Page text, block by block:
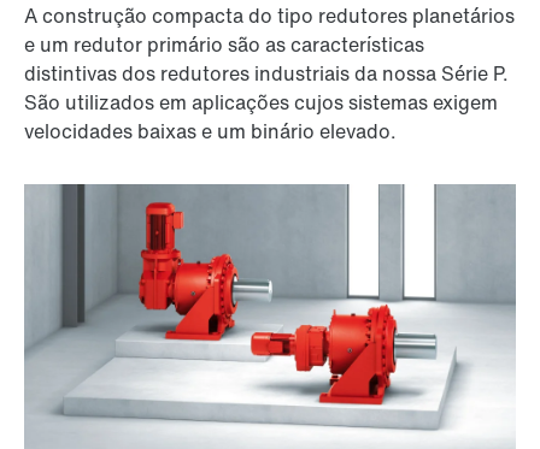
A construção compacta do tipo redutores planetários
e um redutor primário são as características
distintivas dos redutores industriais da nossa Série P.
São utilizados em aplicações cujos sistemas exigem
velocidades baixas e um binário elevado.